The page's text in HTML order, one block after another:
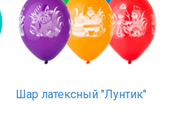
Шар латексный "Лунтик"